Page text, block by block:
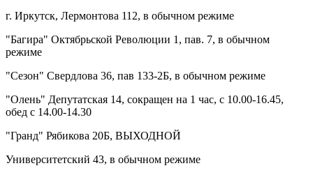
г. Иркутск, Лермонтова 112, в обычном режиме
"Багира" Октябрьской Революции 1, пав. 7, в обычном
режиме
"Сезон" Свердлова 36, пав 133-2Б, в обычном режиме
"Олень" Депутатская 14, сокращен на 1 час, с 10.00-16.45,
обед с 14.00-14.30
"Гранд" Рябикова 20Б, ВЫХОДНОЙ
Университетский 43, в обычном режиме